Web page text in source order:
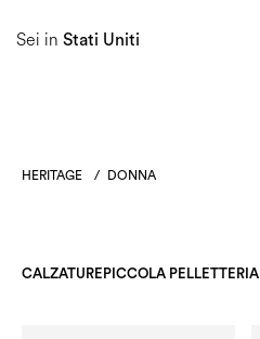
Sei in Stati Uniti
HERITAGE / DONNA
CALZATURE PICCOLA PELLETTERIA